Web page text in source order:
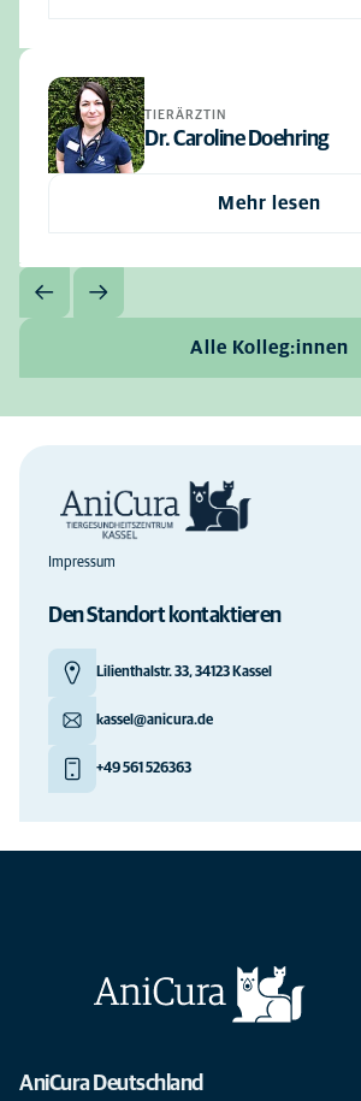
TIERÄRZTIN
Dr. Caroline Doehring
Mehr lesen
Alle Kolleg:innen
Impressum
Den Standort kontaktieren
Lilienthalstr. 33, 34123 Kassel
kassel@anicura.de
+49 561 526363
AniCura Deutschland